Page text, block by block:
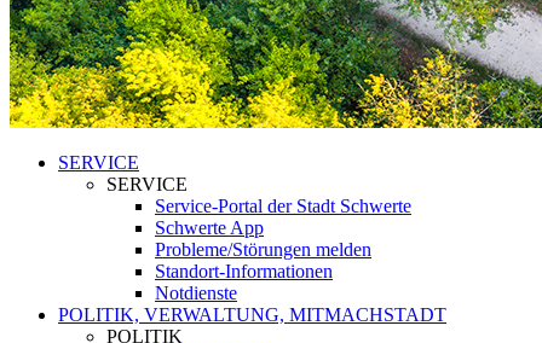
SERVICE
SERVICE
Service-Portal der Stadt Schwerte
Schwerte App
Probleme/Störungen melden
Standort-Informationen
Notdienste
POLITIK, VERWALTUNG, MITMACHSTADT
POLITIK